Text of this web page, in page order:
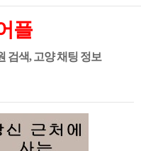
플
검색, 고양 채팅 정보